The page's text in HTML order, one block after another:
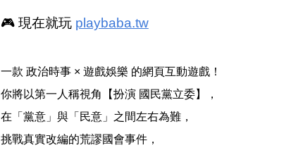
🎮 現在就玩 playbaba.tw
一款 政治時事 × 遊戲娛樂 的網頁互動遊戲！
你將以第一人稱視角【扮演 國民黨立委】，
在「黨意」與「民意」之間左右為難，
挑戰真實改編的荒謬國會事件，